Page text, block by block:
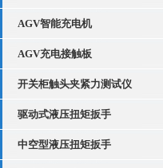
AGV智能充电机
AGV充电接触板
开关柜触头夹紧力测试仪
驱动式液压扭矩扳手
中空型液压扭矩扳手